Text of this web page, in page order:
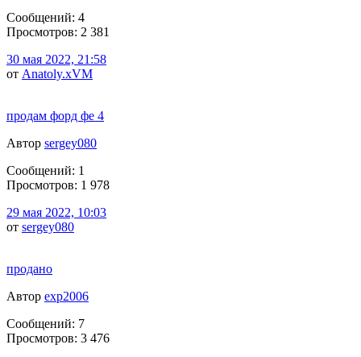
Сообщений: 4
Просмотров: 2 381
30 мая 2022, 21:58
от Anatoly.xVM
продам форд фе 4
Автор sergey080
Сообщений: 1
Просмотров: 1 978
29 мая 2022, 10:03
от sergey080
продано
Автор exp2006
Сообщений: 7
Просмотров: 3 476